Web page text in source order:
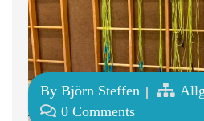
By Björn Steffen
0 Comments